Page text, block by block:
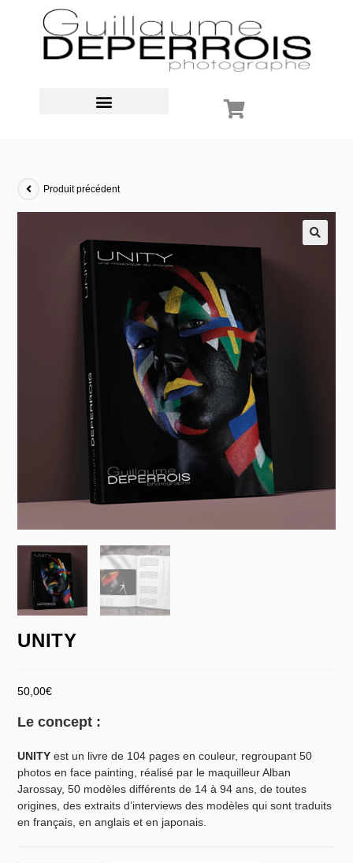
Produit précédent
UNITY
50,00€
Le concept :
UNITY est un livre de 104 pages en couleur, regroupant 50
photos en face painting, réalisé par le maquilleur Alban
Jarossay, 50 modèles différents de 14 à 94 ans, de toutes
origines, des extraits d’interviews des modèles qui sont traduits
en français, en anglais et en japonais.